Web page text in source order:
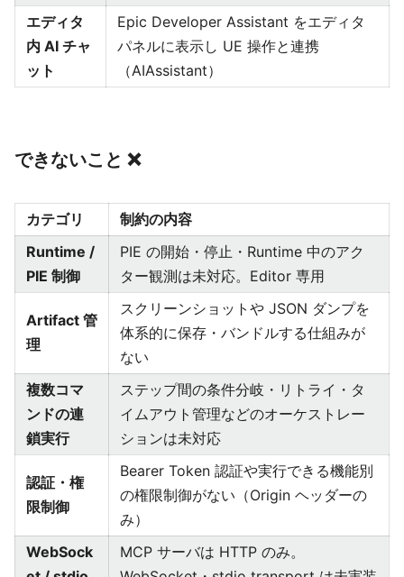
エディタ
内 AI チャ
ット
Epic Developer Assistant をエディタ
パネルに表示し UE 操作と連携
（AIAssistant）
できないこと ❌
カテゴリ
制約の内容
Runtime /
PIE 制御
PIE の開始・停止・Runtime 中のアク
ター観測は未対応。Editor 専用
Artifact 管
理
スクリーンショットや JSON ダンプを
体系的に保存・バンドルする仕組みが
ない
複数コマ
ンドの連
鎖実行
ステップ間の条件分岐・リトライ・タ
イムアウト管理などのオーケストレー
ションは未対応
認証・権
限制御
Bearer Token 認証や実行できる機能別
の権限制御がない（Origin ヘッダーの
み）
WebSock
MCP サーバは HTTP のみ。